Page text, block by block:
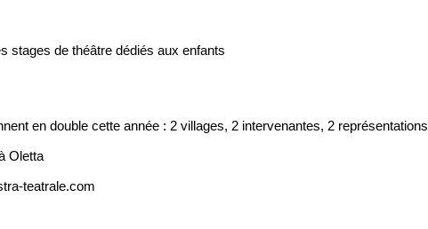
stages de théâtre dédiés aux enfants
en double cette année : 2 villages, 2 intervenantes, 2 représentations
Oletta
teatrale.com